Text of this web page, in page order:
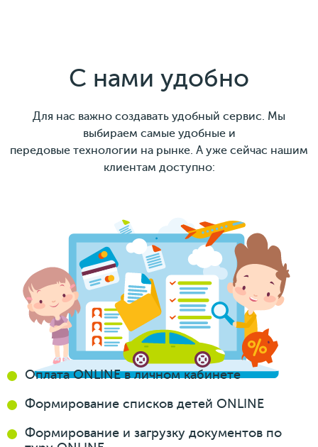
С нами удобно
Для нас важно создавать удобный сервис. Мы
выбираем самые удобные и
передовые технологии на рынке. А уже сейчас нашим
клиентам доступно:
Оплата ONLINEв личном кабинете
Формирование списков детей ONLINE
Формирование и загрузку документов по